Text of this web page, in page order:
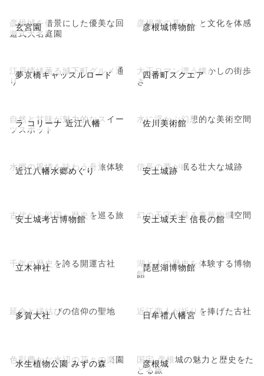
玄宮園
彦根城を借景にした優美な回
遊式大名庭園
彦根城博物館
彦根藩の暮らしと文化を体感
夢京橋キャッスルロード
江戸情緒薫る城下町グルメ通
り
四番町スクエア
大正ロマン漂う懐かしの街歩
き
ラ コリーナ 近江八幡
自然と甘味が魅力的なスイー
ツスポット
佐川美術館
水に浮かぶ幻想的な美術空間
近江八幡水郷めぐり
水郷の風情を味わう舟旅体験 安土城跡
信長の夢が眠る壮大な城跡
安土城考古博物館
古代から戦国へ歴史を巡る旅 安土城天主 信長の館
幻の天守が蘇る豪華絢爛空間
立木神社
千年の歴史を誇る開運古社 琵琶湖博物館
湖と人の歴史を体験する博物
館
多賀大社
延命と縁結びの信仰の聖地 日牟禮八幡宮
近江商人が祈りを捧げた古社
水生植物公園 みずの森
色彩豊かな水辺の花々の楽園 彦根城
国宝 彦根城の魅力と歴史をた
どる旅